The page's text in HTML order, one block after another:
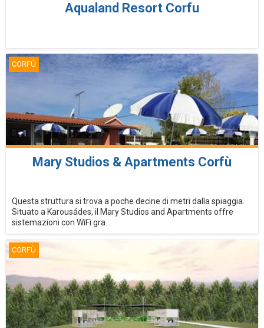
Aqualand Resort Corfu
CORFÙ
Mary Studios & Apartments Corfù
Questa struttura si trova a poche decine di metri dalla spiaggia.
Situato a Karousádes, il Mary Studios and Apartments offre
sistemazioni con WiFi gra...
CORFÙ